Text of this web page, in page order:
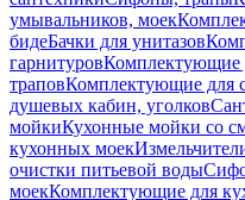
умывальников, моек
бидеБачки для унитазов
гарнитуровКомплектующие
траповКомплектующие для
душевых кабин, уголков
мойкиКухонные мойки со
кухонных моек
очистки питьевой воды
моекКомплектующие для